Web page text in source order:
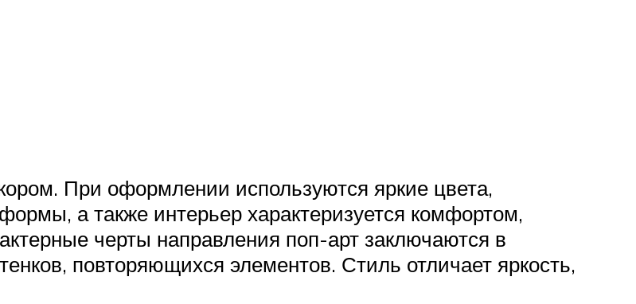
При оформлении используются яркие цвета,
а также интерьер характеризуется комфортом,
черты направления поп-арт заключаются в
повторяющихся элементов. Стиль отличает яркость,